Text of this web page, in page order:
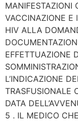
MANIFESTAZIONI
VACCINAZIONE E
HIV ALLA
EFFETTUAZIONE
L’INDICAZIONE
TRASFUSIONALE
DATA
5 . IL MEDICO